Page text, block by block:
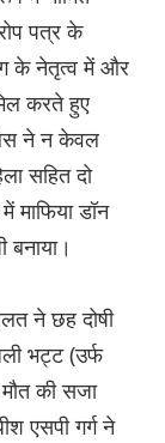
पत्र के
के नेतृत्व में और
करते हुए
ने न केवल
सहित दो
माफिया डॉन
बनाया।
ने छह दोषी
भट्ट (उर्फ
की सजा
एसपी गर्ग ने